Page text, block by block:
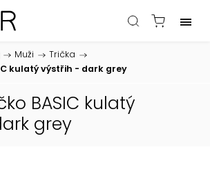
/ Muži / Trička /
kulatý výstřih - dark grey
BASIC kulatý
grey